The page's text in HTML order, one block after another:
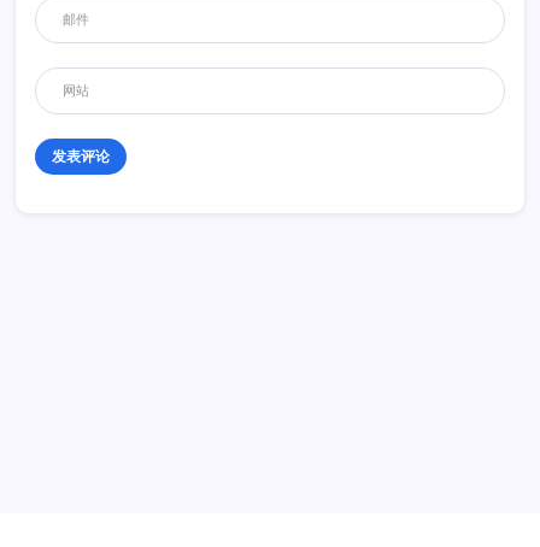
那款。另外那款没带压载箱的基本可以说更加罕见，有马鞍搭配个拖板
就能把玩，我有一台需要的话我可以上图给大家看看，其实TGA那款不
压载箱）里边也没配马鞍，收来基本没办法把玩简直毫无意义。官方发
行价好像是69欧元？其实这款TGA是WSI里边做工最好，也是最霸气的
一款拖头，所以本人感觉值得收的一个拖头。